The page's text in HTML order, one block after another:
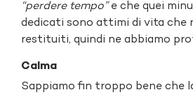
“perdere tempo”e che quei
dedicati sono attimi di vita che
restituiti, quindi ne abbiamo
Calma
Sappiamo fin troppo bene che